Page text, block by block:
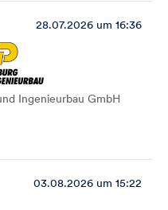
28.07.2026 um 16:36
Ingenieurbau GmbH
03.08.2026 um 15:22